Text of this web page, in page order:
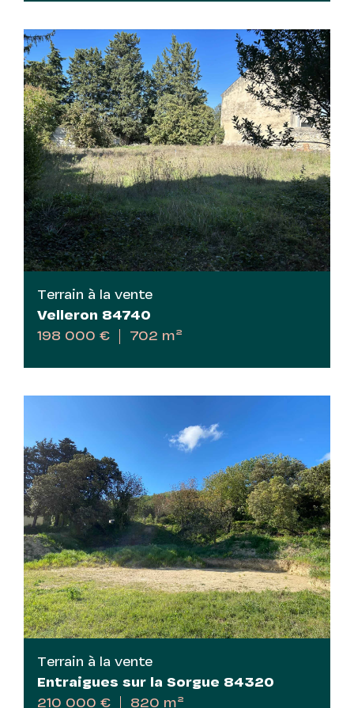
Terrain à la vente
Velleron 84740
198 000 €
702 m²
Terrain à la vente
Entraigues sur la Sorgue 84320
210 000 €
820 m²